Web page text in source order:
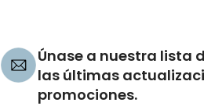
Únase a nuestra lista
las últimas
promociones.